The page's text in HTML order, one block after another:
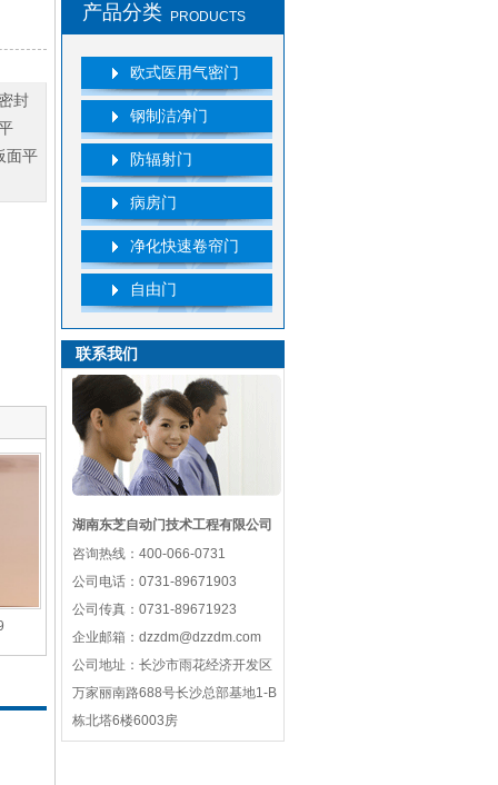
封
面平
产品分类 PRODUCTS
欧式医用气密门
钢制洁净门
防辐射门
病房门
净化快速卷帘门
自由门
联系我们
湖南东芝自动门技术工程有限公司
咨询热线： 400-066-0731
公司电话： 0731-89671903
公司传真： 0731-89671923
企业邮箱： dzzdm@dzzdm.com
公司地址： 长沙市雨花经济开发区
万家丽南路688号长沙总部基地1-B
栋北塔6楼6003房